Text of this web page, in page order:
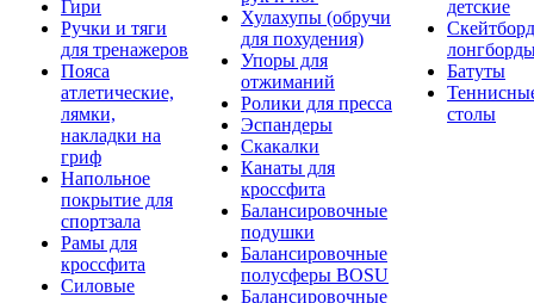
Гири
Ручки и тяги
для тренажеров
Пояса
атлетические,
лямки,
накладки на
гриф
Напольное
покрытие для
спортзала
Рамы для
кроссфита
Силовые
Хулахупы (обручи
для похудения)
Упоры для
отжиманий
Ролики для пресса
Эспандеры
Скакалки
Канаты для
кроссфита
Балансировочные
подушки
Балансировочные
полусферы BOSU
Балансировочные
детские
Батуты
столы